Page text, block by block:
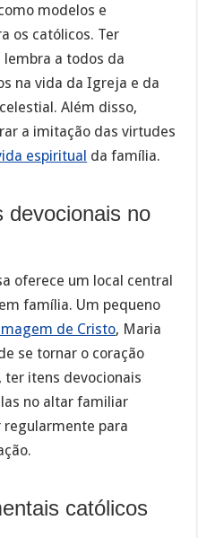
modelos e
os católicos. Ter
lembra a todos da
na vida da Igreja e da
Além disso,
a imitação das virtudes
espiritual da família.
devocionais no
oferece um local central
família. Um pequeno
de Cristo, Maria
se tornar o coração
ter itens devocionais
no altar familiar
regularmente para
católicos